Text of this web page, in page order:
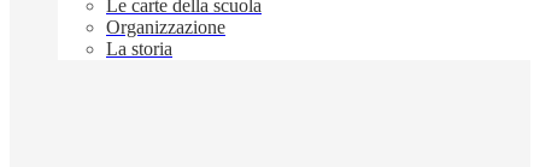
Le carte della scuola
Organizzazione
La storia